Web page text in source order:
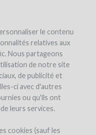
le contenu
relatives aux
Nous partageons
de notre site
de publicité et
ci avec d'autres
ou qu'ils ont
leurs services.
cookies (sauf les
les remboursements en vin